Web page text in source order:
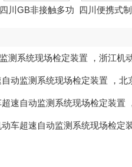
四川GB非接触多功 四川便携式
测系统现场检定装置 ， 浙江机
动监测系统现场检定装置 ， 北
超速自动监测系统现场检定装置
车超速自动监测系统现场检定